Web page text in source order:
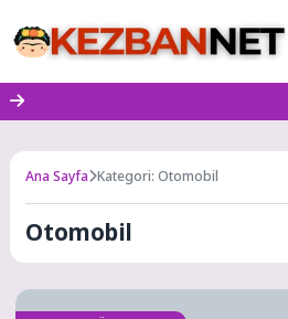
to
content
Ana Sayfa Kategori: Otomobil
Otomobil